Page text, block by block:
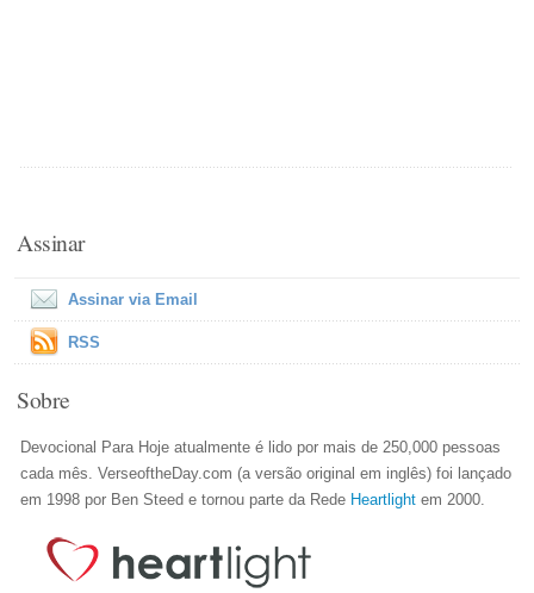
Assinar
Assinar via Email
RSS
Sobre
Devocional Para Hoje atualmente é lido por mais de 250,000 pessoas
cada mês. VerseoftheDay.com (a versão original em inglês) foi lançado
em 1998 por Ben Steed e tornou parte da Rede Heartlight em 2000.